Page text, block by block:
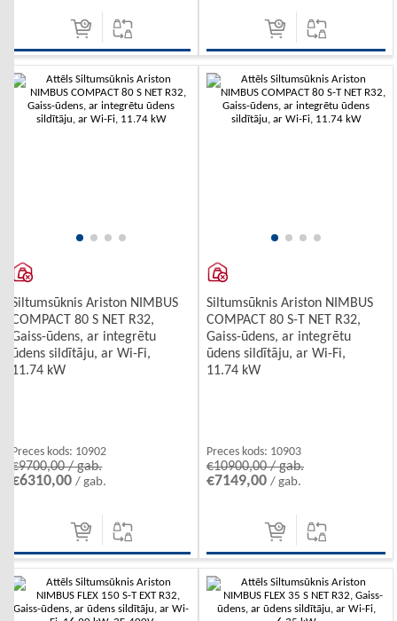
Siltumsūknis Ariston NIMBUS
COMPACT 80 S NET R32,
Gaiss-ūdens, ar integrētu
ūdens sildītāju, ar Wi-Fi,
11.74 kW
Preces kods: 10902
€9700,00 / gab.
€6310,00/ gab.
Siltumsūknis Ariston NIMBUS
COMPACT 80 S-T NET R32,
Gaiss-ūdens, ar integrētu
ūdens sildītāju, ar Wi-Fi,
11.74 kW
Preces kods: 10903
€10900,00 / gab.
€7149,00 / gab.